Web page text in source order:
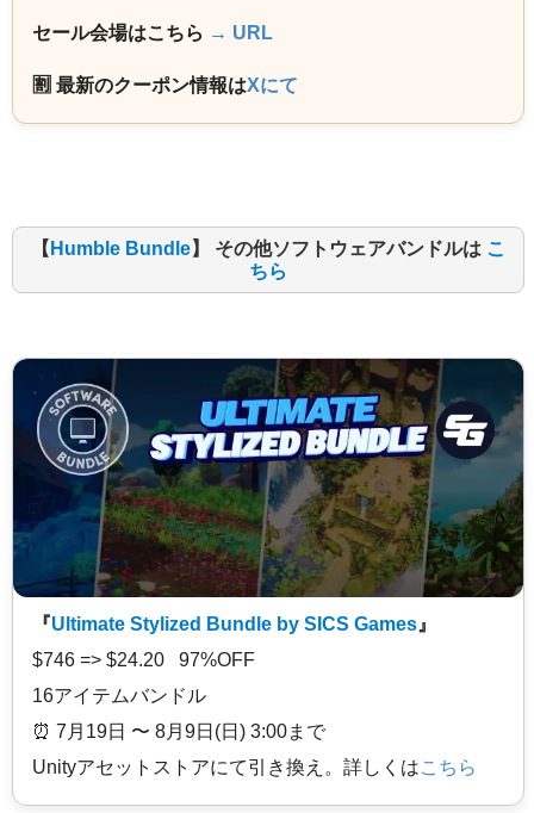
セール会場はこちら → URL
🈹 最新のクーポン情報はXにて
【 Humble Bundle】 その他ソフトウェアバンドルは こ
ちら
『Ultimate Stylized Bundle by SICS Games 』
$746 => $24.20 97%OFF
16アイテムバンドル
⏰️ 7月19日 〜 8月9日(日) 3:00まで
Unityアセットストアにて引き換え。詳しくはこちら